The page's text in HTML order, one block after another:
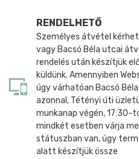
RENDELHETŐ
Személyes átvétel
vagy Bacsó Béla utcai
rendelés után készítjük
küldünk. Amennyiben
úgy várhatóan Bacsó
azonnal, Tétényi úti
munkanap végén,
mindkét esetben várja
státuszban van, úgy
alatt készítjük össze